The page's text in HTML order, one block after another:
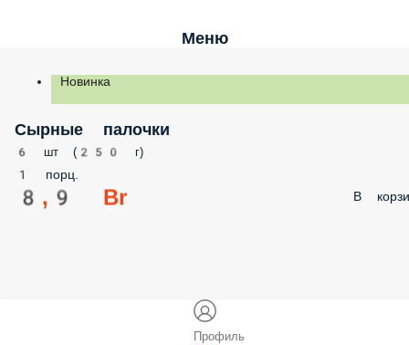
Меню
Новинка
Сырные палочки
6 шт (250 г)
1 порц.
8,9 Br В
Профиль